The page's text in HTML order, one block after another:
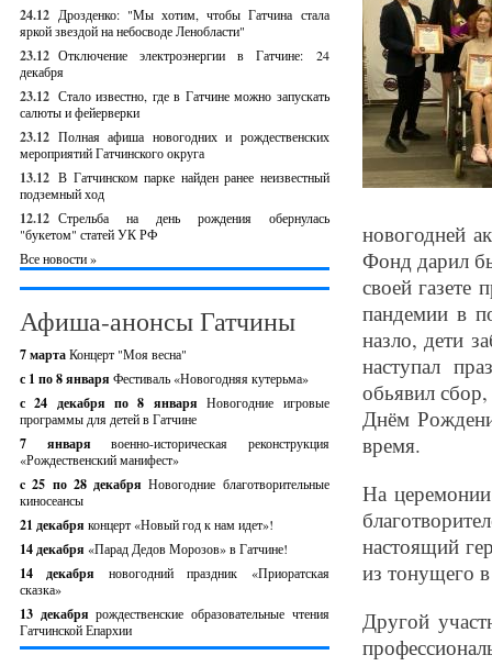
24.12 Дрозденко: "Мы хотим, чтобы Гатчина стала
яркой звездой на небосводе Ленобласти"
23.12 Отключение электроэнергии в Гатчине: 24
декабря
23.12 Стало известно, где в Гатчине можно запускать
салюты и фейерверки
23.12 Полная афиша новогодних и рождественских
мероприятий Гатчинского округа
13.12 В Гатчинском парке найден ранее неизвестный
подземный ход
12.12 Стрельба на день рождения обернулась
"букетом" статей УК РФ
Все новости »
Афиша-анонсы Гатчины
7 мартаКонцерт "Моя весна"
с 1 по 8 января Фестиваль «Новогодняя кутерьма»
с 24 декабря по 8 январяНовогодние игровые
программы для детей в Гатчине
7 январявоенно-историческая реконструкция
«Рождественский манифест»
c 25 по 28 декабряНовогодние благотворительные
киносеансы
21 декабря концерт «Новый год к нам идет»!
14 декабря «Парад Дедов Морозов» в Гатчине!
14 декабря новогодний праздник «Приоратская
сказка»
13 декабрярождественские образовательные чтения
Гатчинской Епархии
новогодней
Фонд дарил
своей газете
пандемии в
назло, дети
наступал
обьявил
Днём
время.
На церемонии
настоящий
из тонущего
Другой